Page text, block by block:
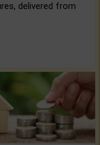
delivered from